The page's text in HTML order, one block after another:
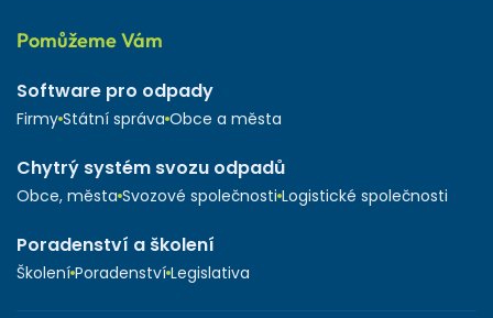
Pomůžeme Vám
Software pro odpady
Firmy Státní správa Obce a města
Chytrý systém svozu odpadů
Obce, města Svozové společnosti Logistické společnosti
Poradenství a školení
Školení Poradenství Legislativa